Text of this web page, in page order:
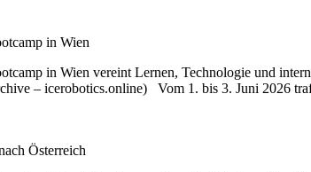
in Wien
in Wien vereint Lernen, Technologie und
– icerobotics.online) Vom 1. bis 3. Juni 2026
Österreich